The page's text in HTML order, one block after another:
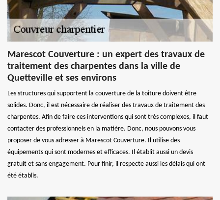
Marescot Couverture : un expert des travaux de
traitement des charpentes dans la ville de
Quetteville et ses environs
Les structures qui supportent la couverture de la toiture doivent être
solides. Donc, il est nécessaire de réaliser des travaux de traitement des
charpentes. Afin de faire ces interventions qui sont très complexes, il faut
contacter des professionnels en la matière. Donc, nous pouvons vous
proposer de vous adresser à Marescot Couverture. Il utilise des
équipements qui sont modernes et efficaces. Il établit aussi un devis
gratuit et sans engagement. Pour finir, il respecte aussi les délais qui ont
été établis.